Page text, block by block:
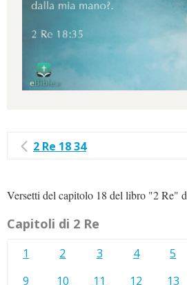
2 Re 18 34
Versetti del capitolo 18 del libro "2 Re"
Capitoli di 2 Re
1 2 3 4 5
9
10 11 12 13